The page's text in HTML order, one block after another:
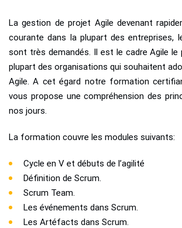
La gestion de projet Agile devenant
courante dans la plupart des entreprises,
sont très demandés. Il est le cadre Agile le
plupart des organisations qui souhaitent
Agile. A cet égard notre formation
vous propose une compréhension des
nos jours.
La formation couvre les modules suivants:
Cycle en V et débuts de l’agilité
Définition de Scrum.
Scrum Team.
Les événements dans Scrum.
Les Artéfacts dans Scrum.